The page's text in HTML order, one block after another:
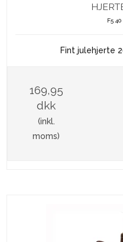
F5
Fint julehjerte
169,95
dkk
(inkl.
moms)